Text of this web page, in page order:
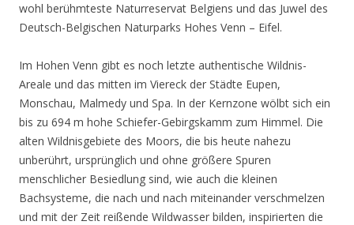
wohl berühmteste Naturreservat Belgiens und das Juwel des
Deutsch-Belgischen Naturparks Hohes Venn – Eifel.
Im Hohen Venn gibt es noch letzte authentische Wildnis-
Areale und das mitten im Viereck der Städte Eupen,
Monschau, Malmedy und Spa. In der Kernzone wölbt sich ein
bis zu 694 m hohe Schiefer-Gebirgskamm zum Himmel. Die
alten Wildnisgebiete des Moors, die bis heute nahezu
unberührt, ursprünglich und ohne größere Spuren
menschlicher Besiedlung sind, wie auch die kleinen
Bachsysteme, die nach und nach miteinander verschmelzen
und mit der Zeit reißende Wildwasser bilden, inspirierten die